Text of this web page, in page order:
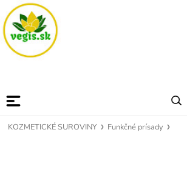
KOZMETICKÉ SUROVINY Funkčné prísady